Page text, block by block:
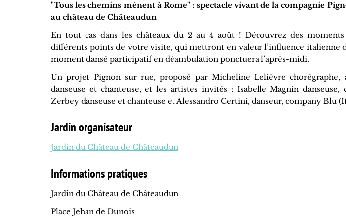
"Tous les chemins mènent à Rome" : spectacle vivant de la compagnie
au château de Châteaudun
En tout cas dans les châteaux du 2 au 4 août ! Découvrez des
différents points de votre visite, qui mettront en valeur l’influence italienne
moment dansé participatif en déambulation ponctuera l’après-midi.
Un projet Pignon sur rue, proposé par Micheline Lelièvre chorégraphe,
danseuse et chanteuse, et les artistes invités : Isabelle Magnin
Zerbey danseuse et chanteuse et Alessandro Certini, danseur, company Blu
Jardin organisateur
Jardin du Château de Châteaudun
Informations pratiques
Jardin du Château de Châteaudun
Place Jehan de Dunois